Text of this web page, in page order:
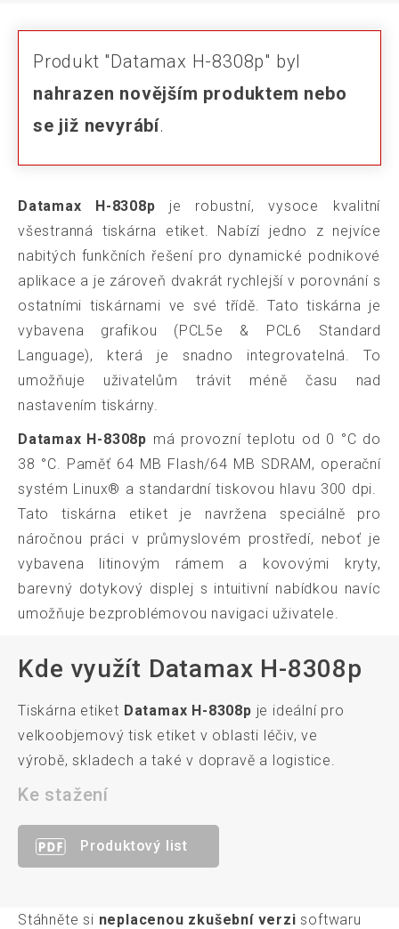
Produkt "Datamax H-8308p" byl
nahrazen novějším produktem nebo
se již nevyrábí.
Datamax H-8308p je robustní, vysoce kvalitní
všestranná tiskárna etiket. Nabízí jedno z nejvíce
nabitých funkčních řešení pro dynamické podnikové
aplikace a je zároveň dvakrát rychlejší v porovnání s
ostatními tiskárnami ve své třídě. Tato tiskárna je
vybavena grafikou (PCL5e & PCL6 Standard
Language), která je snadno integrovatelná. To
umožňuje uživatelům trávit méně času nad
nastavením tiskárny.
Datamax H-8308p má provozní teplotu od 0 °C do
38 °C. Paměť 64 MB Flash/64 MB SDRAM, operační
systém Linux® a standardní tiskovou hlavu 300 dpi.
Tato tiskárna etiket je navržena speciálně pro
náročnou práci v průmyslovém prostředí, neboť je
vybavena litinovým rámem a kovovými kryty,
barevný dotykový displej s intuitivní nabídkou navíc
umožňuje bezproblémovou navigaci uživatele.
Kde využít Datamax H-8308p
Tiskárna etiket Datamax H-8308p je ideální pro
velkoobjemový tisk etiket v oblasti léčiv, ve
výrobě, skladech a také v dopravě a logistice.
Ke stažení
Produktový list
Stáhněte si neplacenou zkušební verzi softwaru